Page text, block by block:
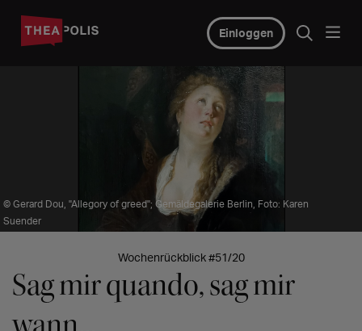
Einloggen
© Gerard Dou, "Allegory of greed"; Gemäldegalerie Berlin, Foto: Karen
Suender
Wochenrückblick #51/20
Sag mir quando, sag mir